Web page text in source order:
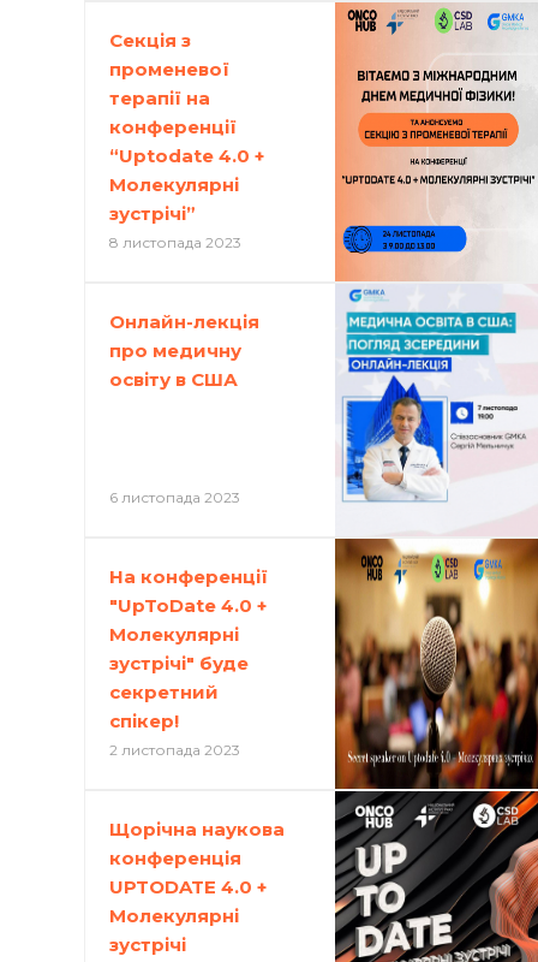
Секція з
променевої
терапії на
конференції
“Uptodate 4.0 +
Молекулярні
зустрічі”
8 листопада 2023
Онлайн-лекція
про медичну
освіту в США
6 листопада 2023
На конференції
"UpToDate 4.0 +
Молекулярні
зустрічі" буде
секретний
спікер!
2 листопада 2023
Щорічна наукова
конференція
UPTODATE 4.0 +
Молекулярні
зустрічі